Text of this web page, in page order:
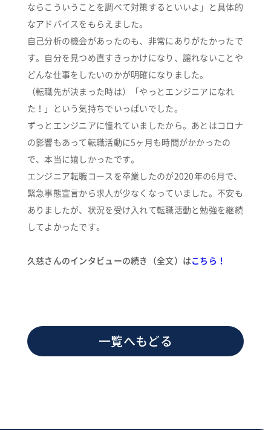
ならこういうことを調べて対策するといいよ」と具体的
なアドバイスをもらえました。
自己分析の機会があったのも、非常にありがたかったで
す。自分を見つめ直すきっかけになり、譲れないことや
どんな仕事をしたいのかが明確になりました。
（転職先が決まった時は）「やっとエンジニアになれ
た！」という気持ちでいっぱいでした。
ずっとエンジニアに憧れていましたから。あとはコロナ
の影響もあって転職活動に5ヶ月も時間がかかったの
で、本当に嬉しかったです。
エンジニア転職コースを卒業したのが2020年の6月で、
緊急事態宣言から求人が少なくなっていました。不安も
ありましたが、状況を受け入れて転職活動と勉強を継続
してよかったです。
久慈さんのインタビューの続き（全文）はこちら！
一覧へもどる